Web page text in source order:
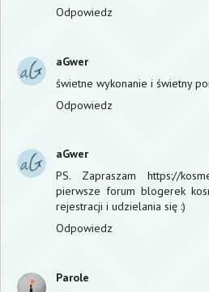
Odpowiedz
aGwer
świetne wykonanie i świetny
Odpowiedz
aGwer
PS. Zapraszam https://
pierwsze forum blogerek
rejestracji i udzielania się :)
Odpowiedz
Parole